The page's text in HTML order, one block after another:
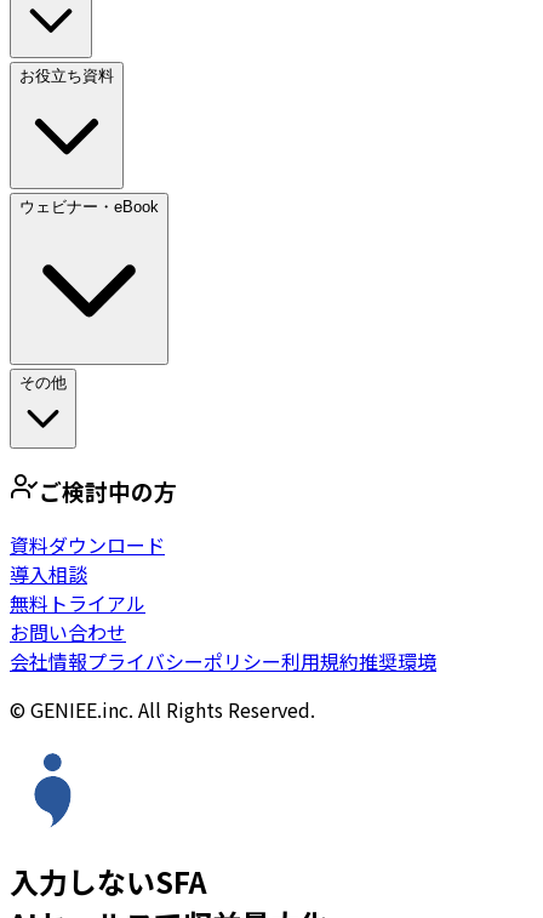
お役立ち資料
ウェビナー・eBook
その他
ご検討中の方
資料ダウンロード
導入相談
無料トライアル
お問い合わせ
会社情報プライバシーポリシー利用規約推奨環境
© GENIEE.inc. All Rights Reserved.
入力しないSFA